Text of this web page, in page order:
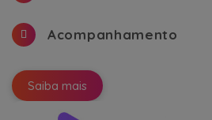
Acompanhamento
Saiba mais